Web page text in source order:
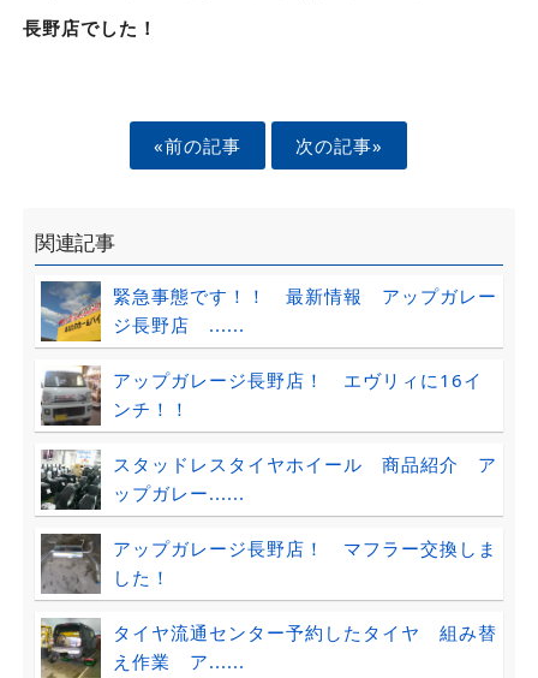
長野店でした！
«前の記事 次の記事»
関連記事
緊急事態です！！ 最新情報 アップガレー
ジ長野店 ......
アップガレージ長野店！ エヴリィに16イ
ンチ！！
スタッドレスタイヤホイール 商品紹介 ア
ップガレー......
アップガレージ長野店！ マフラー交換しま
した！
タイヤ流通センター予約したタイヤ 組み替
え作業 ア......